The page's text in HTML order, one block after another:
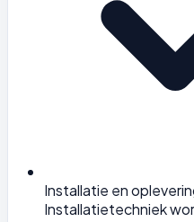
Installatie en
Installatietechniek